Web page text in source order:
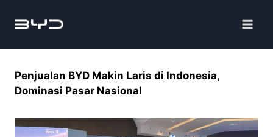
Penjualan BYD Makin Laris di Indonesia,
Dominasi Pasar Nasional